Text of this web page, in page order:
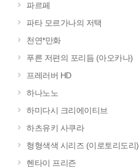
파르페
파타 모르가나의 저택
천연*만화
푸른 저편의 포리듬 (아오카나)
프레러버 HD
하나노노
하미다시 크리에이티브
하츠유키 사쿠라
형형색색 시리즈 (이로토리도리)
헨타이 프리즌